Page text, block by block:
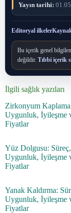
Yayın tarihi:
Editoryal ilkeler
Bu içerik genel
değildir. Tıbbi içerik
İlgili sağlık yazıları
Zirkonyum
Uygunluk, İyileşme
Fiyatlar
Yüz Dolgusu: Süreç,
Uygunluk, İyileşme
Fiyatlar
Yanak Kaldırma:
Uygunluk, İyileşme
Fiyatlar